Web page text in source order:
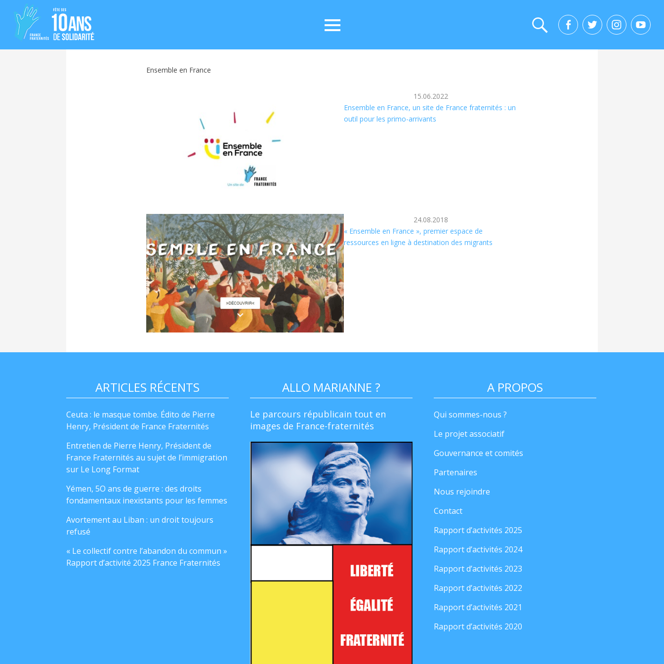
Ensemble en France
15.06.2022
Ensemble en France, un site de France fraternités : un
outil pour les primo-arrivants
24.08.2018
« Ensemble en France », premier espace de
ressources en ligne à destination des migrants
ARTICLES RÉCENTS
Ceuta : le masque tombe. Édito de Pierre
Henry, Président de France Fraternités
Entretien de Pierre Henry, Président de
France Fraternités au sujet de l’immigration
sur Le Long Format
Yémen, 5O ans de guerre : des droits
fondamentaux inexistants pour les femmes
Avortement au Liban : un droit toujours
refusé
« Le collectif contre l’abandon du commun »
Rapport d’activité 2025 France Fraternités
ALLO MARIANNE ?
Le parcours républicain tout en
images de France-fraternités
A PROPOS
Qui sommes-nous ?
Le projet associatif
Gouvernance et comités
Partenaires
Nous rejoindre
Contact
Rapport d’activités 2025
Rapport d’activités 2024
Rapport d’activités 2023
Rapport d’activités 2022
Rapport d’activités 2021
Rapport d’activités 2020